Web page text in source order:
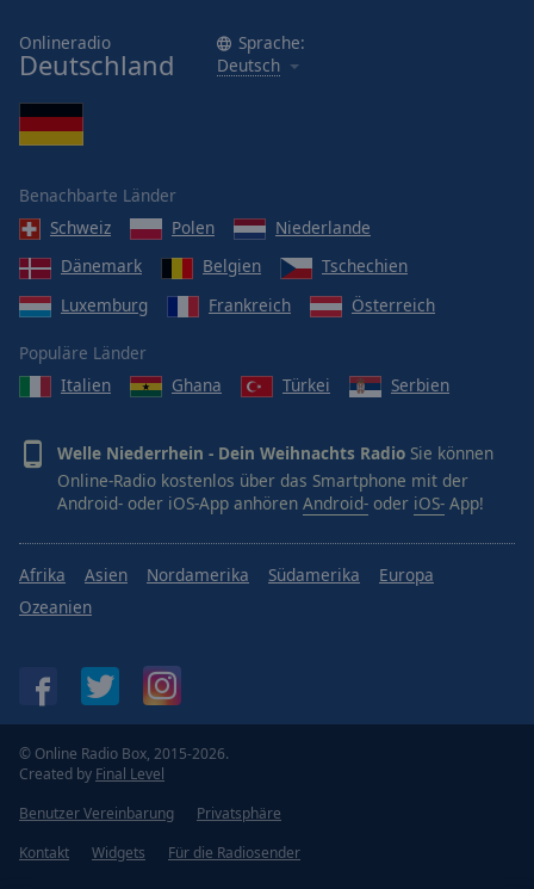
Onlineradio
Deutschland
Sprache:
Deutsch
Benachbarte Länder
Schweiz
Polen
Niederlande
Dänemark
Belgien
Tschechien
Luxemburg
Frankreich Österreich
Populäre Länder
Italien
Ghana Türkei Serbien
Welle Niederrhein - Dein Weihnachts Radio Sie können
Online-Radio kostenlos über das Smartphone mit der
Android- oder iOS-App anhören Android- oder iOS- App!
Afrika Asien Nordamerika Südamerika
Europa
Ozeanien
© Online Radio Box, 2015-2026.
Created by Final Level
Benutzer Vereinbarung
Privatsphäre
Kontakt
Widgets Für die Radiosender